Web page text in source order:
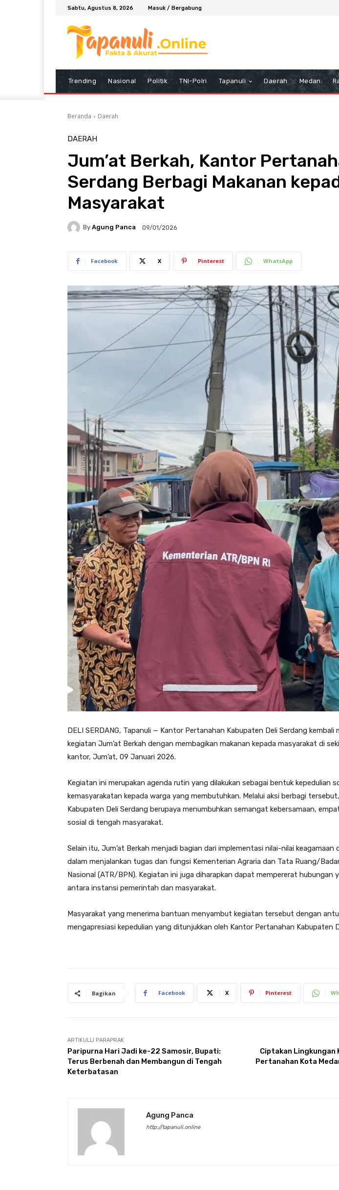
Sabtu, Agustus 8, 2026 Masuk / Bergabung
Trending Nasional Politik TNI-Polri Tapanuli Daerah Medan
Beranda Daerah
DAERAH
Jum’at Berkah, Kantor
Serdang Berbagi Makanan
Masyarakat
By Agung Panca 09/01/2026
Facebook X Pinterest WhatsApp
DELI SERDANG, Tapanuli — Kantor Pertanahan Kabupaten Deli Serdang kembali
kegiatan Jum’at Berkah dengan membagikan makanan kepada masyarakat di
kantor, Jum’at, 09 Januari 2026.
Kegiatan ini merupakan agenda rutin yang dilakukan sebagai bentuk kepedulian
kemasyarakatan kepada warga yang membutuhkan. Melalui aksi berbagi
Kabupaten Deli Serdang berupaya menumbuhkan semangat kebersamaan,
sosial di tengah masyarakat.
Selain itu, Jum’at Berkah menjadi bagian dari implementasi nilai-nilai keagamaan
dalam menjalankan tugas dan fungsi Kementerian Agraria dan Tata Ruang/
Nasional (ATR/BPN). Kegiatan ini juga diharapkan dapat mempererat hubungan
antara instansi pemerintah dan masyarakat.
Masyarakat yang menerima bantuan menyambut kegiatan tersebut dengan
mengapresiasi kepedulian yang ditunjukkan oleh Kantor Pertanahan Kabupaten
Bagikan Facebook X Pinterest
ARTIKULLI PARAPRAK
Paripurna Hari Jadi ke-22 Samosir, Bupati:
Terus Berbenah dan Membangun di Tengah
Keterbatasan
Ciptakan Lingkungan
Pertanahan Kota
Agung Panca
http://tapanuli.online